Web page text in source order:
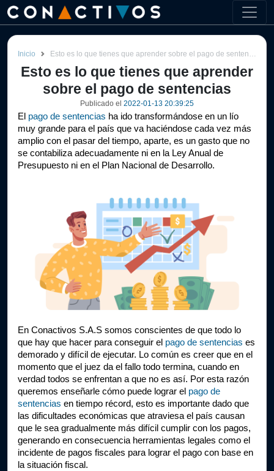
Inicio Esto es lo que tienes que aprender sobre el pago de sentencias
Esto es lo que tienes que aprender
sobre el pago de sentencias
Publicado el 2022-01-13 20:39:25
El pago de sentencias ha ido transformándose en un lío
muy grande para el país que va haciéndose cada vez más
amplio con el pasar del tiempo, aparte, es un gasto que no
se contabiliza adecuadamente ni en la Ley Anual de
Presupuesto ni en el Plan Nacional de Desarrollo.
En Conactivos S.A.S somos conscientes de que todo lo
que hay que hacer para conseguir el pago de sentencias es
demorado y difícil de ejecutar. Lo común es creer que en el
momento que el juez da el fallo todo termina, cuando en
verdad todos se enfrentan a que no es así. Por esta razón
queremos enseñarle cómo puede lograr el pago de
sentencias en tiempo récord, esto es importante dado que
las dificultades económicas que atraviesa el país causan
que le sea gradualmente más difícil cumplir con los pagos,
generando en consecuencia herramientas legales como el
incidente de pagos fiscales para lograr el pago con base en
la situación fiscal.